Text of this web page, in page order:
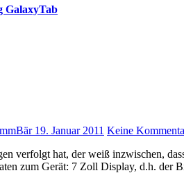
GalaxyTab
19. Januar 2011 Keine
zum Gerät: 7 Zoll Display, d.h. der